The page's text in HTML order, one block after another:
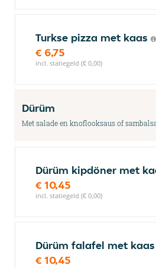
Turkse pizza met kaas
€ 6,75
incl. statiegeld (€ 0,00)
Dürüm
Met salade en knoflooksaus of
Dürüm kipdöner met
€ 10,45
incl. statiegeld (€ 0,00)
Dürüm falafel met kaas
€ 10,45